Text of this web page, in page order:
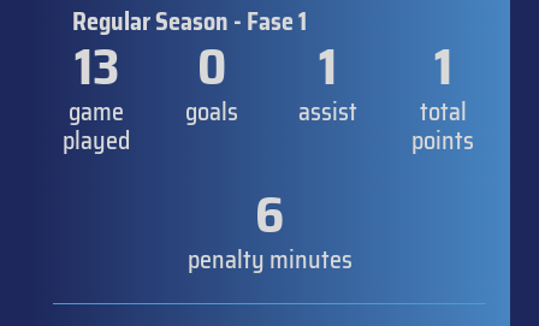
Regular Season - Fase 1
13
game
played
0
goals
1
assist
1
total
points
6
penalty minutes